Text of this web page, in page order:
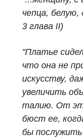
чепца, белую,
3 глава II)
"Платье
что она не
искусству,
увеличить
талию. От
бюст ее,
бы послужить